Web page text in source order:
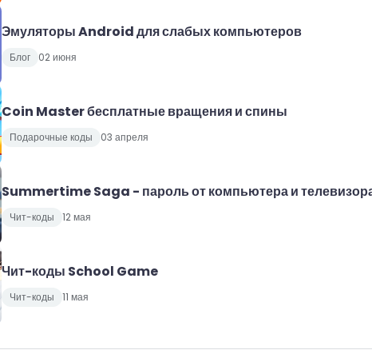
Эмуляторы Android для слабых компьютеров
Блог 02 июня
Coin Master бесплатные вращения и спины
Подарочные коды 03 апреля
Summertime Saga - пароль от компьютера и
Чит-коды 12 мая
Чит-коды School Game
Чит-коды 11 мая